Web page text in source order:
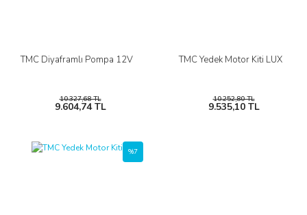
TMC Diyaframlı Pompa 12V
10.327,68 TL
9.604,74 TL
TMC Yedek Motor Kiti LUX
10.252,80 TL
9.535,10 TL
%7